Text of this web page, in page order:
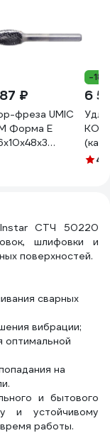
₽
фреза UMIC
Форма E
-18%
6
4.2
Instar СТЧ 50220
шлифовки и
поверхностей.
сварных
вибрации;
оптимальной
на
и бытового
и устойчивому
работы.